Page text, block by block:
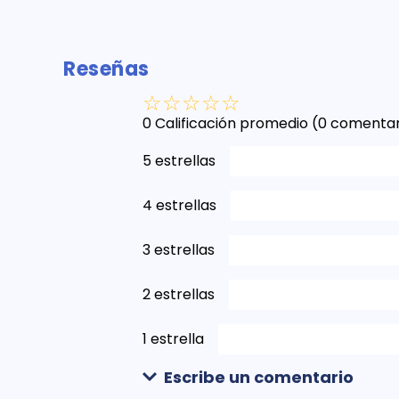
Reseñas
☆☆☆☆☆
0 Calificación promedio (0
5 estrellas
4 estrellas
3 estrellas
2 estrellas
1 estrella
Escribe un comentario